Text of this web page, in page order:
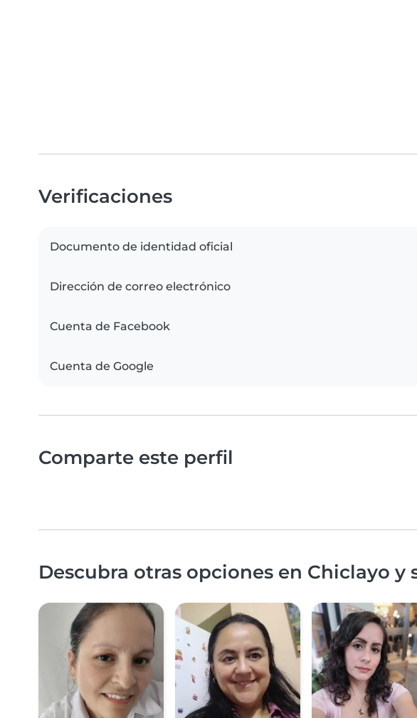
Verificaciones
Documento de identidad oficial
Dirección de correo electrónico
Cuenta de Facebook
Cuenta de Google
Comparte este perfil
Descubra otras opciones en Chiclayo y